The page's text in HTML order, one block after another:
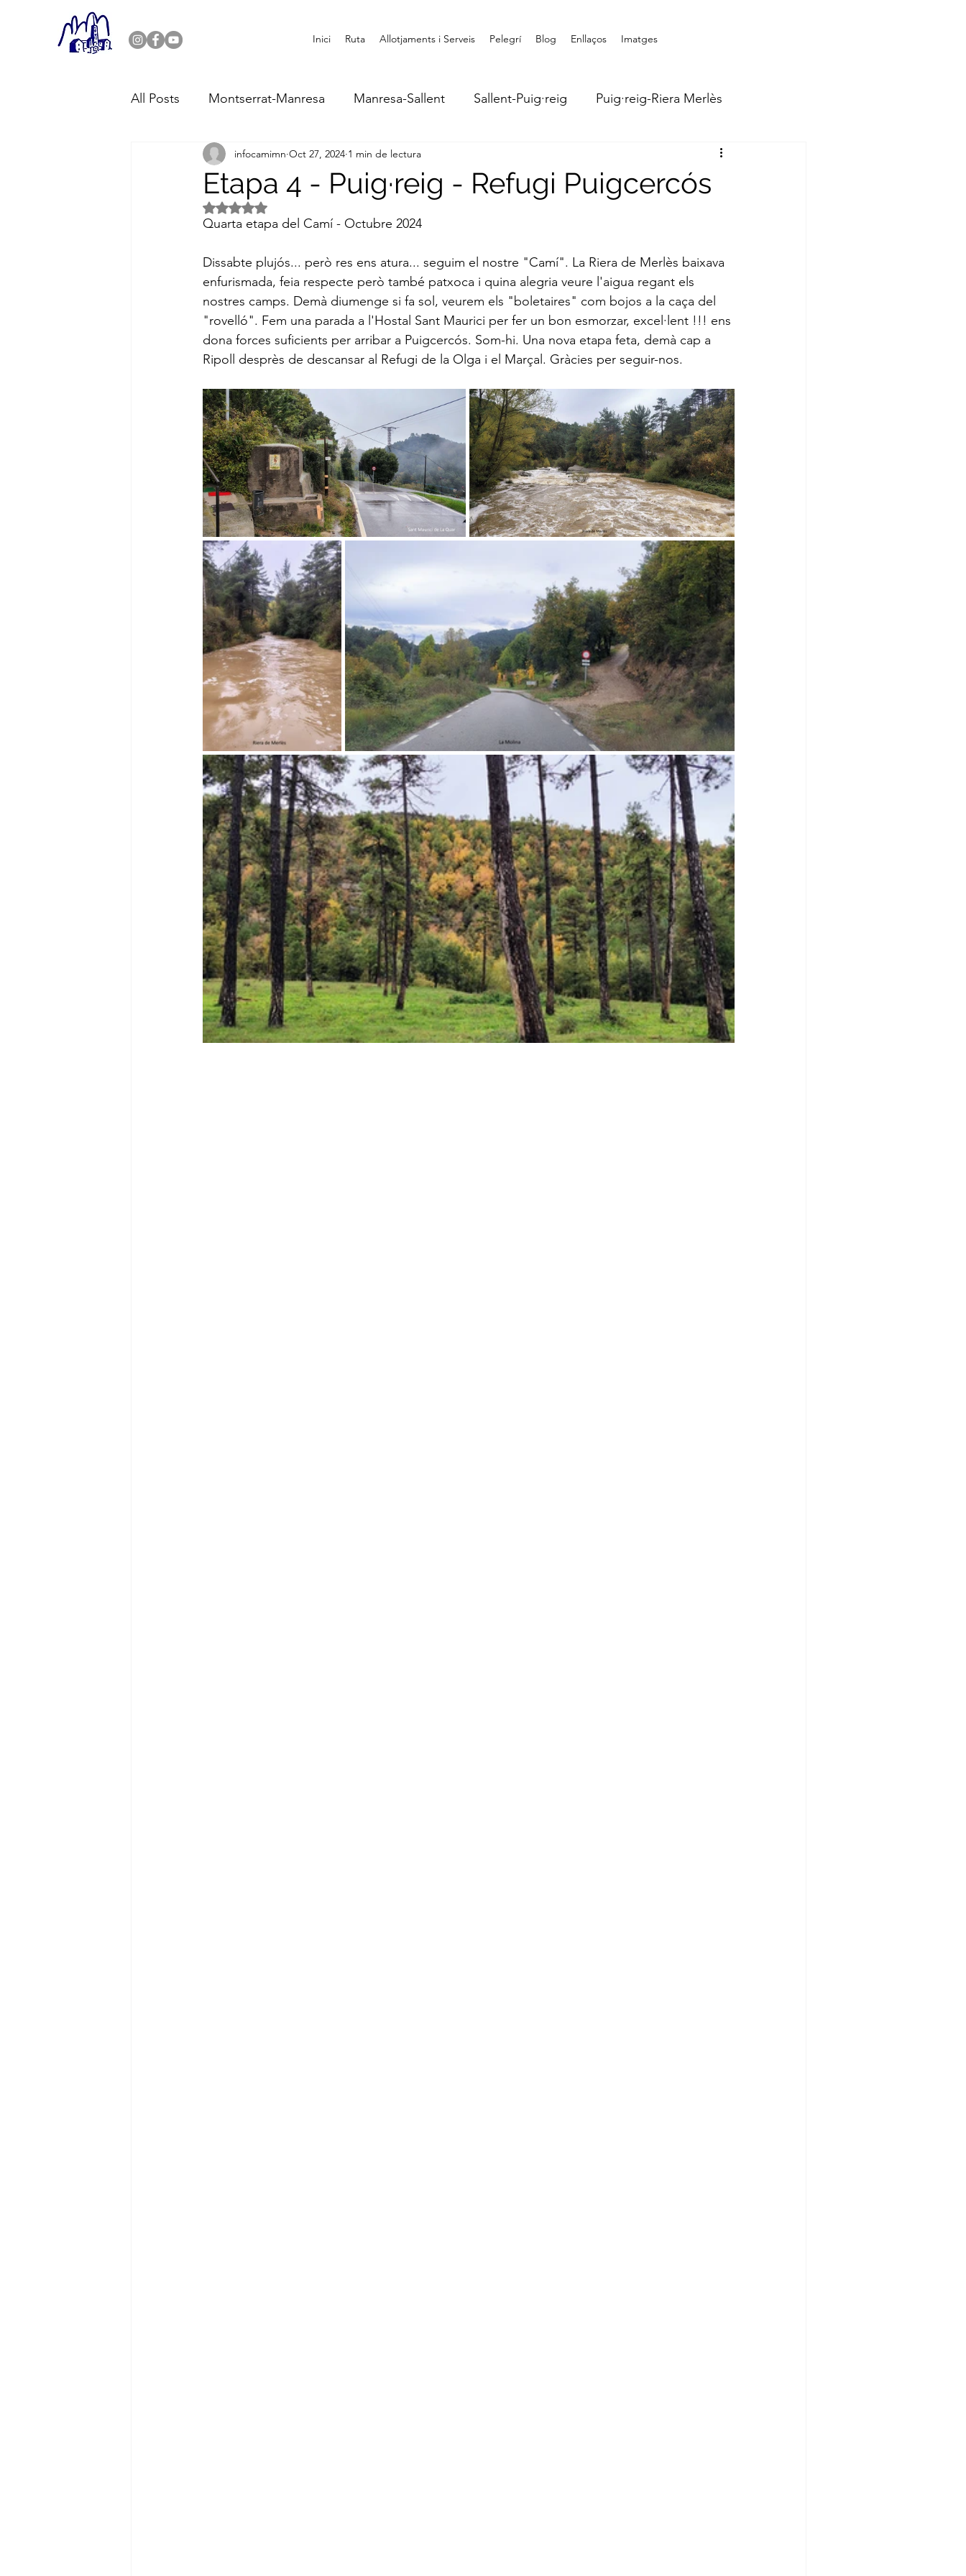
Inici Ruta Allotjaments i Serveis Pelegrí Blog Enllaços Imatges
All Posts Montserrat-Manresa Manresa-Sallent Sallent-Puig·reig Puig·reig-Riera Merlès
Riera Merlès-Puigcercós Puigcercós-Ripoll
Etapa 4 - Puig·reig - Refugi Puigcercós
infocamimn Oct 27, 2024 1 min de lectura
Puntuat amb NaN de 5 estrelles.
Quarta etapa del Camí - Octubre 2024
Dissabte plujós... però res ens atura... seguim el nostre "Camí". La Riera de Merlès baixava
enfurismada, feia respecte però també patxoca i quina alegria veure l'aigua regant els
nostres camps. Demà diumenge si fa sol, veurem els "boletaires" com bojos a la caça del
"rovelló". Fem una parada a l'Hostal Sant Maurici per fer un bon esmorzar, excel·lent !!! ens
dona forces suficients per arribar a Puigcercós. Som-hi. Una nova etapa feta, demà cap a
Ripoll desprès de descansar al Refugi de la Olga i el Marçal. Gràcies per seguir-nos.